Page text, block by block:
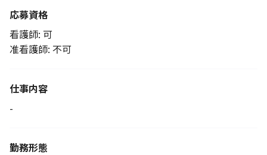
応募資格
看護師: 可
准看護師: 不可
仕事内容
-
勤務形態